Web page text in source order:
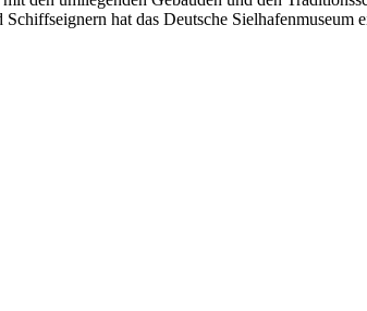
hat das Deutsche